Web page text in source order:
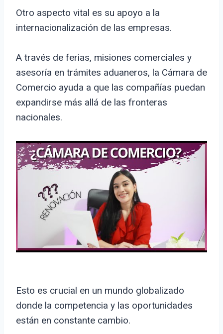
Otro aspecto vital es su apoyo a la
internacionalización de las empresas.
A través de ferias, misiones comerciales y
asesoría en trámites aduaneros, la Cámara de
Comercio ayuda a que las compañías puedan
expandirse más allá de las fronteras
nacionales.
Esto es crucial en un mundo globalizado
donde la competencia y las oportunidades
están en constante cambio.